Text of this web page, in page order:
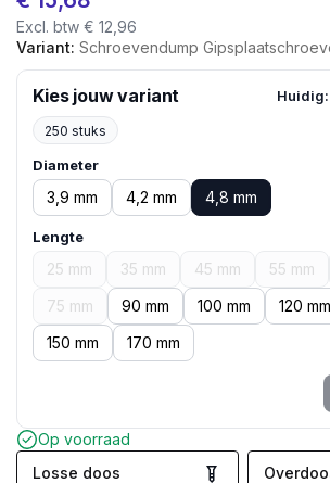
Excl. btw € 12,96
Variant: Schroevendump Gipsplaatschroeven PH2 Grove
Kies jouw variant Huidig:
250 stuks
Diameter
3,9 mm 4,2 mm 4,8 mm
Lengte
25 mm 35 mm 45 mm 55 mm
75 mm
90 mm 100 mm 120 mm
150 mm
170 mm
Op voorraad
Losse doos